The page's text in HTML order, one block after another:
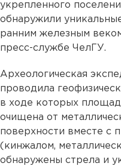
укрепленного
обнаружили
ранним железным
пресс-службе ЧелГУ.
Археологическая
проводила
в ходе которых
очищена от
поверхности вместе с
(кинжалом,
обнаружены стрела и